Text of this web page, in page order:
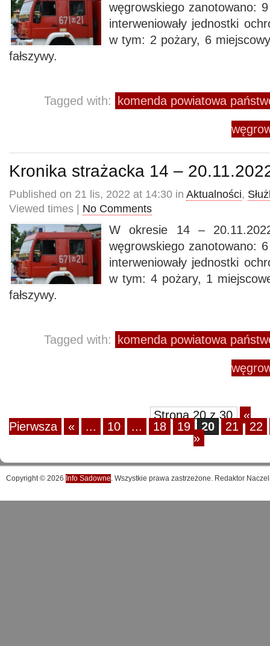
węgrowskiego zanotowano:
interweniowały jednostki
w tym: 2 pożary, 6
fałszywy.
Tagged with: komenda powiatowa
Kronika strażacka 14 –
Published on 21 lis, 2022 at 14:30 in Aktualności,
Viewed times | No Comments
W okresie 14 –
węgrowskiego zanotowano:
interweniowały jednostki
w tym: 4 pożary, 1
fałszywy.
Tagged with: komenda powiatowa
Strona 20 z 30
«
Pierwsza
« ... 10 ... 18 19 20 21
22
»
Copyright © 2026 Info Sadowne. Wszystkie prawa zastrzeżone. Redaktor